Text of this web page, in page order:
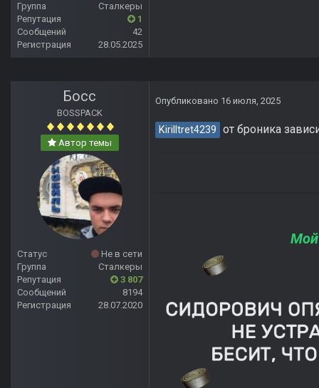
Группа
Сталкеры
Репутация
1
Сообщений
42
Регистрация
28.05.2025
Босс
BOSSPACK
Автор темы
Статус
Не в сети
Группа
Сталкеры
Репутация
3 807
Сообщений
8194
Регистрация
28.07.2020
Опубликовано 16 июля, 2025
Kirilltret4239 от броника